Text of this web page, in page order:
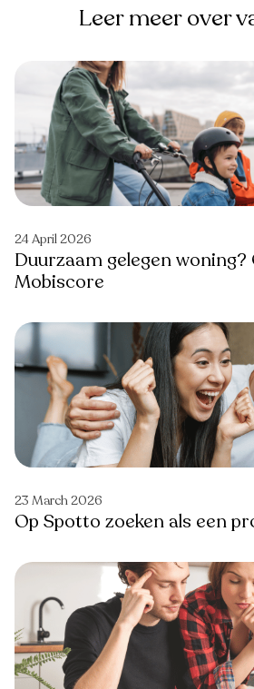
Leer meer over
24 April 2026
Duurzaam gelegen woning?
Mobiscore
23 March 2026
Op Spotto zoeken als een